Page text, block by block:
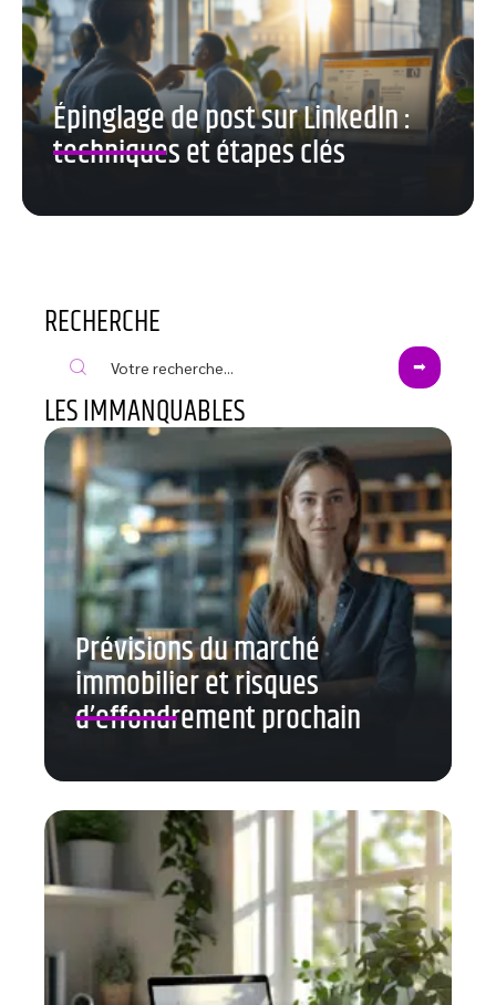
Épinglage de post sur LinkedIn :
techniques et étapes clés
RECHERCHE
LES IMMANQUABLES
Prévisions du marché
immobilier et risques
d’effondrement prochain